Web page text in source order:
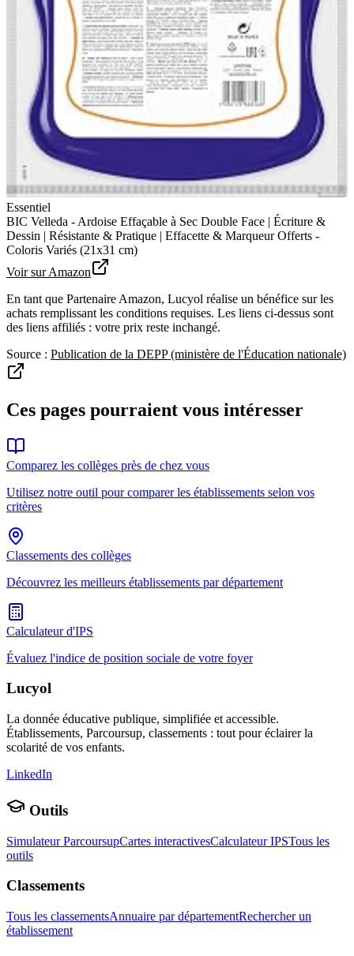
Essentiel
BIC Velleda - Ardoise Effaçable à Sec Double Face | Écriture &
Dessin | Résistante & Pratique | Effacette & Marqueur Offerts -
Coloris Variés (21x31 cm)
Voir sur Amazon
En tant que Partenaire Amazon, Lucyol réalise un bénéfice sur les
achats remplissant les conditions requises. Les liens ci-dessus sont
des liens affiliés : votre prix reste inchangé.
Source : Publication de la DEPP (ministère de l'Éducation nationale)
Ces pages pourraient vous intéresser
Comparez les collèges près de chez vous
Utilisez notre outil pour comparer les établissements selon vos
critères
Classements des collèges
Découvrez les meilleurs établissements par département
Calculateur d'IPS
Évaluez l'indice de position sociale de votre foyer
Lucyol
La donnée éducative publique, simplifiée et accessible.
Établissements, Parcoursup, classements : tout pour éclairer la
scolarité de vos enfants.
LinkedIn
Outils
Simulateur ParcoursupCartes interactivesCalculateur IPSTous les
outils
Classements
Tous les classementsAnnuaire par départementRechercher un
établissement